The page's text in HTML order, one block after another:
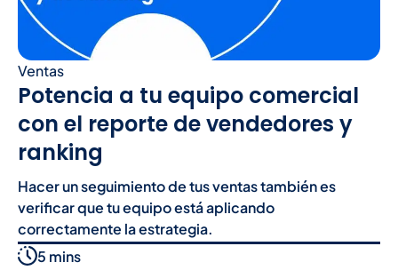
Ventas
Potencia a tu equipo comercial
con el reporte de vendedores y
ranking
Hacer un seguimiento de tus ventas también es
verificar que tu equipo está aplicando
correctamente la estrategia.
5 mins